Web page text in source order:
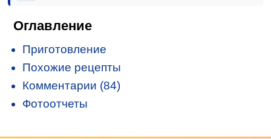
Оглавление
Приготовление
Похожие рецепты
Комментарии (84)
Фотоотчеты